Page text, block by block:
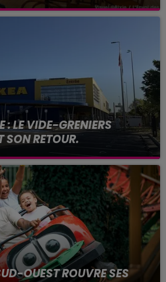
: LE VIDE-GRENIERS
SON RETOUR.
OUEST ROUVRE SES